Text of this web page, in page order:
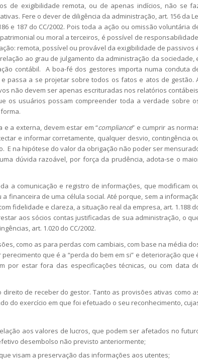
de exigibilidade remota, ou de apenas indícios, não se
Fere o dever de diligência da administração, art. 156 da
e 187 do CC/2002. Pois toda a ação ou omissão voluntária
ou moral a terceiros, é possível de
remota, possível ou provável da exigibilidade de passivos
ao grau de julgamento da administração da sociedade,
contábil. A boa-fé dos gestores importa numa conduta
passa a se projetar sobre todos os fatos e atos de gestão.
não devem ser apenas escrituradas nos relatórios
os usuários possam compreender toda a verdade sobre
a externa, devem estar em “compliance” e cumprir as
e informar corretamente, qualquer desvio, contingência
E na hipótese do valor da obrigação não poder ser
dúvida razoável, por força da prudência, adota-se o
a comunicação e registro de informações, que modificam
financeira de uma célula social. Até porque, sem a
fidelidade e clareza, a situação real da empresa, art. 1.188
aos sócios contas justificadas de sua administração, o
art. 1.020 do CC/2002.
como as para perdas com cambiais, com base na média
que é a “perda do bem em si” e deterioração que
por estar fora das especificações técnicas, ou com data
de receber do gestor. Tanto as provisões ativas como
do exercício em que foi efetuado o seu reconhecimento,
aos valores de lucros, que podem ser afetados no
desembolso não previsto anteriormente;
visam a preservação das informações aos utentes;